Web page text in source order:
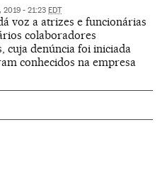
2019 - 21:23 EDT
voz a atrizes e funcionárias
colaboradores
cuja denúncia foi iniciada
conhecidos na empresa